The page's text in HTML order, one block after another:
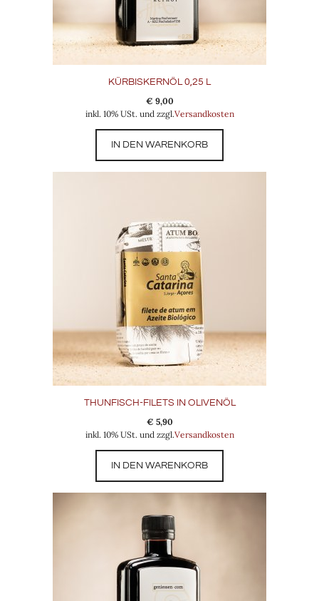
KÜRBISKERNÖL 0,25 L
€ 9,00
inkl. 10% USt. und zzgl.Versandkosten
IN DEN WARENKORB
THUNFISCH-FILETS IN OLIVENÖL
€ 5,90
inkl. 10% USt. und zzgl.Versandkosten
IN DEN WARENKORB